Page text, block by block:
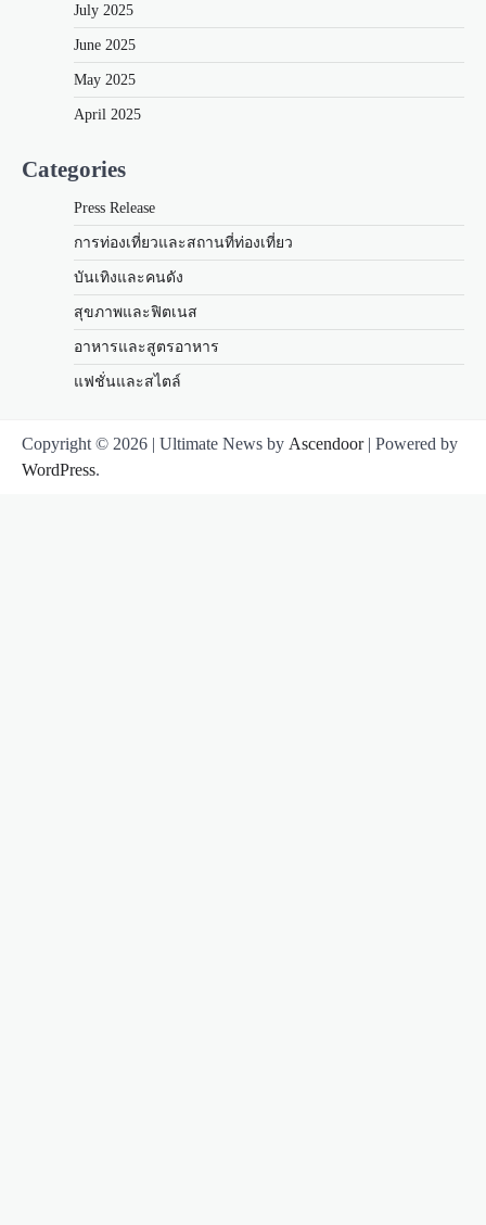
July 2025
June 2025
May 2025
April 2025
Categories
Press Release
การท่องเที่ยวและสถานที่ท่องเที่ยว
บันเทิงและคนดัง
สุขภาพและฟิตเนส
อาหารและสูตรอาหาร
แฟชั่นและสไตล์
Copyright © 2026 | Ultimate News by Ascendoor| Powered by
WordPress.